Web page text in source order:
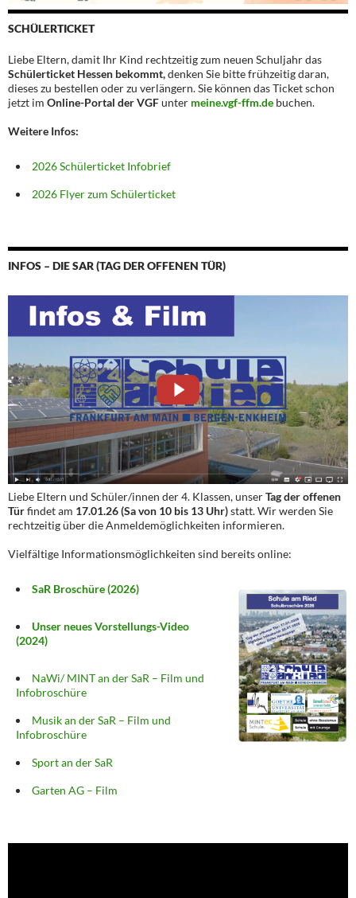
SCHÜLERTICKET
Liebe Eltern, damit Ihr Kind rechtzeitig zum neuen Schuljahr das
Schülerticket Hessen bekommt,denken Sie bitte frühzeitig daran,
dieses zu bestellen oder zu verlängern. Sie können das Ticket schon
jetzt im Online-Portal der VGFunter meine.vgf-ffm.de buchen.
Weitere Infos:
2026 Schülerticket Infobrief
2026 Flyer zum Schülerticket
INFOS – DIE SAR (TAG DER OFFENEN TÜR)
Liebe Eltern und Schüler/innen der 4. Klassen, unserTag der offenen
Türfindet am 17.01.26 (Sa von 10 bis 13 Uhr)statt. Wir werden Sie
rechtzeitig über die Anmeldemöglichkeiten informieren.
Vielfältige Informationsmöglichkeiten sind bereits online:
SaR Broschüre (2026)
Unser neues Vorstellungs-Video
(2024)
NaWi/ MINT an der SaR – Film und
Infobroschüre
Musik an der SaR – Film und
Infobroschüre
Sport an der SaR
Garten AG – Film